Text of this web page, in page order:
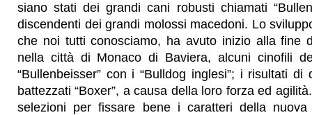
siano stati dei grandi cani robusti chiamati
discendenti dei grandi molossi macedoni. Lo
che noi tutti conosciamo, ha avuto inizio alla fine
nella città di Monaco di Baviera, alcuni cinofili
“Bullenbeisser” con i “Bulldog inglesi”; i risultati di
battezzati “Boxer”, a causa della loro forza ed
selezioni per fissare bene i caratteri della